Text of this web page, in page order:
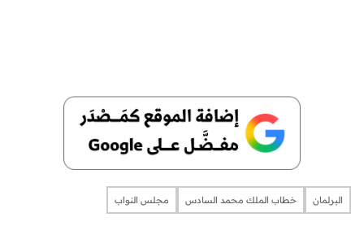
البرلمان خطاب الملك محمد السادس مجلس النواب